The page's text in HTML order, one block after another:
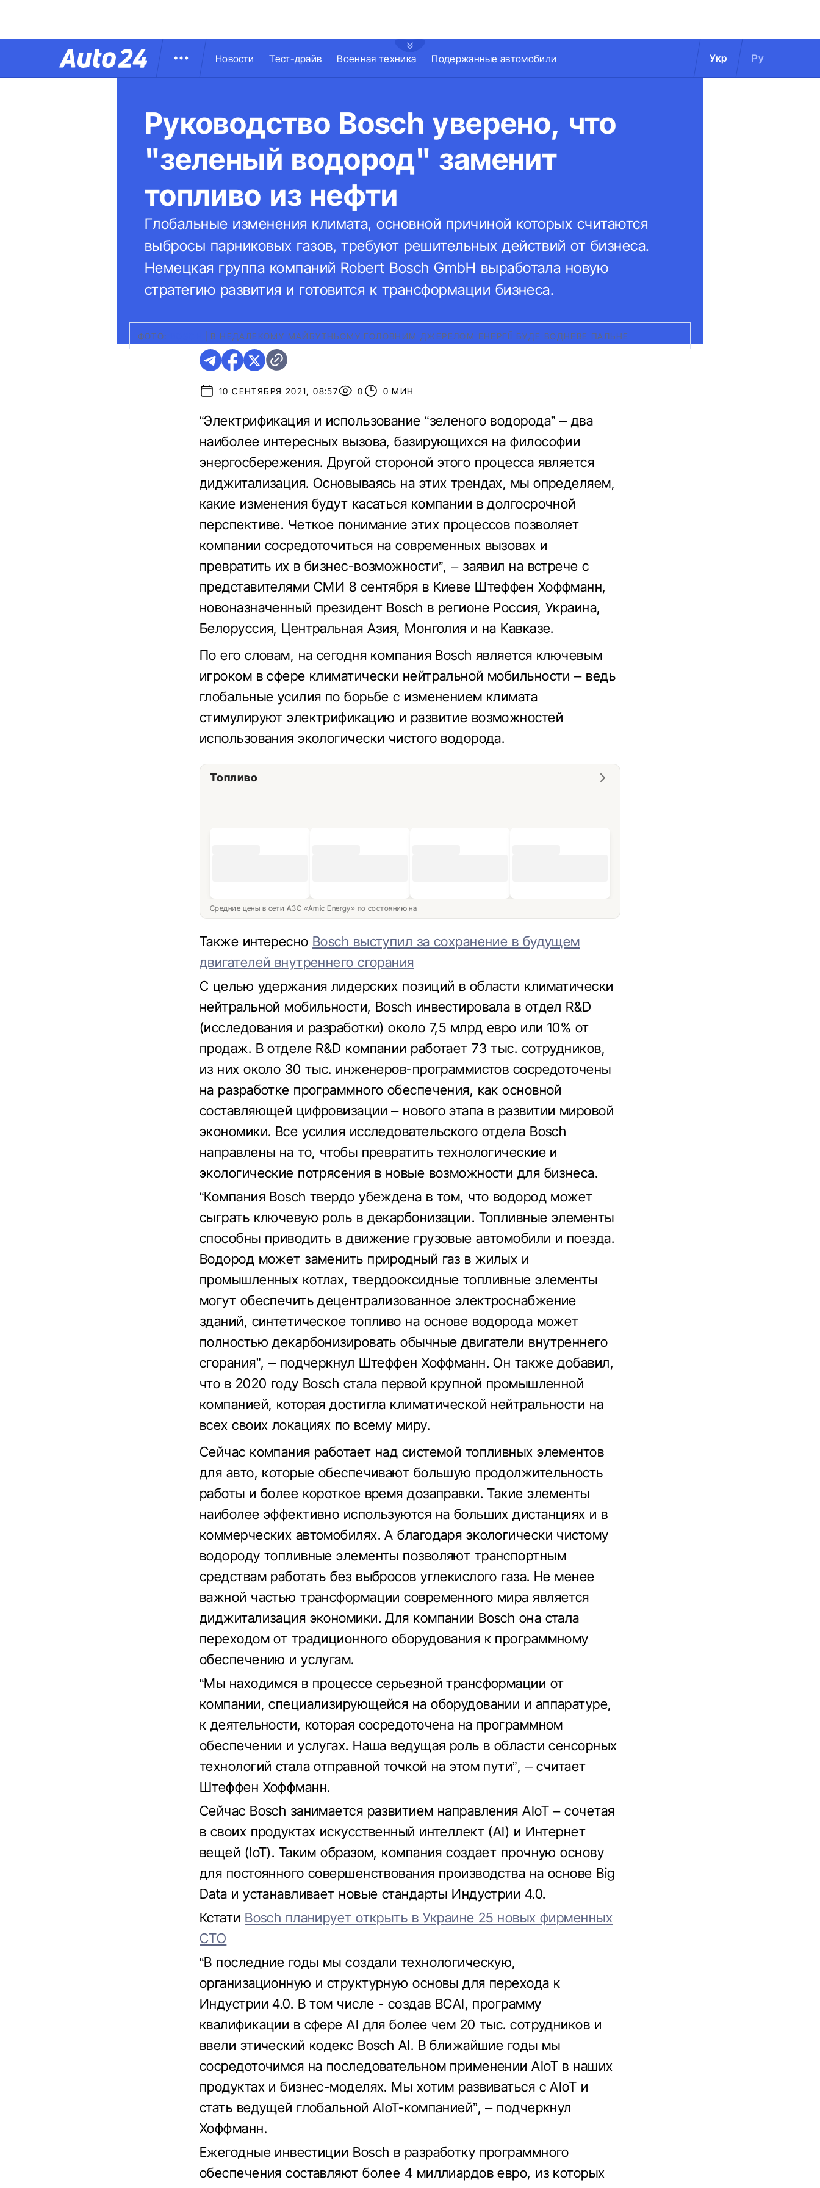
Новости Тест-драйв Военная техника Подержанные автомобили Укр Ру
Руководство Bosch уверено, что
"зеленый водород" заменит
топливо из нефти
Глобальные изменения климата, основной причиной которых считаются
выбросы парниковых газов, требуют решительных действий от бизнеса.
Немецкая группа компаний Robert Bosch GmbH выработала новую
стратегию развития и готовится к трансформации бизнеса.
ФОТО: В НЕДАЛЕКОМУ МАЙБУТНЬОМУ ГОЛОВНИМ ДЖЕРЕЛОМ ЕНЕРГІЇ БУДЕ ВОДНЕВЕ ПАЛЬНЕ
10 СЕНТЯБРЯ 2021, 08:57 0 0 МИН
“Электрификация и использование “зеленого водорода” – два
наиболее интересных вызова, базирующихся на философии
энергосбережения. Другой стороной этого процесса является
диджитализация. Основываясь на этих трендах, мы определяем,
какие изменения будут касаться компании в долгосрочной
перспективе. Четкое понимание этих процессов позволяет
компании сосредоточиться на современных вызовах и
превратить их в бизнес-возможности”, – заявил на встрече с
представителями СМИ 8 сентября в Киеве Штеффен Хоффманн,
новоназначенный президент Bosch в регионе Россия, Украина,
Белоруссия, Центральная Азия, Монголия и на Кавказе.
По его словам, на сегодня компания Bosch является ключевым
игроком в сфере климатически нейтральной мобильности – ведь
глобальные усилия по борьбе с изменением климата
стимулируют электрификацию и развитие возможностей
использования экологически чистого водорода.
Топливо
Средние цены в сети АЗС «Amic Energy» по состоянию на
Также интересно Bosch выступил за сохранение в будущем
двигателей внутреннего сгорания
С целью удержания лидерских позиций в области климатически
нейтральной мобильности, Bosch инвестировала в отдел R&D
(исследования и разработки) около 7,5 млрд евро или 10% от
продаж. В отделе R&D компании работает 73 тыс. сотрудников,
из них около 30 тыс. инженеров-программистов сосредоточены
на разработке программного обеспечения, как основной
составляющей цифровизации – нового этапа в развитии мировой
экономики. Все усилия исследовательского отдела Bosch
направлены на то, чтобы превратить технологические и
экологические потрясения в новые возможности для бизнеса.
“Компания Bosch твердо убеждена в том, что водород может
сыграть ключевую роль в декарбонизации. Топливные элементы
способны приводить в движение грузовые автомобили и поезда.
Водород может заменить природный газ в жилых и
промышленных котлах, твердооксидные топливные элементы
могут обеспечить децентрализованное электроснабжение
зданий, синтетическое топливо на основе водорода может
полностью декарбонизировать обычные двигатели внутреннего
сгорания”, – подчеркнул Штеффен Хоффманн. Он также добавил,
что в 2020 году Bosch стала первой крупной промышленной
компанией, которая достигла климатической нейтральности на
всех своих локациях по всему миру.
Сейчас компания работает над системой топливных элементов
для авто, которые обеспечивают большую продолжительность
работы и более короткое время дозаправки. Такие элементы
наиболее эффективно используются на больших дистанциях и в
коммерческих автомобилях. А благодаря экологически чистому
водороду топливные элементы позволяют транспортным
средствам работать без выбросов углекислого газа. Не менее
важной частью трансформации современного мира является
диджитализация экономики. Для компании Bosch она стала
переходом от традиционного оборудования к программному
обеспечению и услугам.
“Мы находимся в процессе серьезной трансформации от
компании, специализирующейся на оборудовании и аппаратуре,
к деятельности, которая сосредоточена на программном
обеспечении и услугах. Наша ведущая роль в области сенсорных
технологий стала отправной точкой на этом пути”, – считает
Штеффен Хоффманн.
Сейчас Bosch занимается развитием направления AIoT – сочетая
в своих продуктах искусственный интеллект (AI) и Интернет
вещей (IoT). Таким образом, компания создает прочную основу
для постоянного совершенствования производства на основе Big
Data и устанавливает новые стандарты Индустрии 4.0.
Кстати Bosch планирует открыть в Украине 25 новых фирменных
СТО
“В последние годы мы создали технологическую,
организационную и структурную основы для перехода к
Индустрии 4.0. В том числе - создав BCAI, программу
квалификации в сфере AI для более чем 20 тыс. сотрудников и
ввели этический кодекс Bosch AI. В ближайшие годы мы
сосредоточимся на последовательном применении AIoT в наших
продуктах и бизнес-моделях. Мы хотим развиваться с AIoT и
стать ведущей глобальной AIoT-компанией”, – подчеркнул
Хоффманн.
Ежегодные инвестиции Bosch в разработку программного
обеспечения составляют более 4 миллиардов евро, из которых